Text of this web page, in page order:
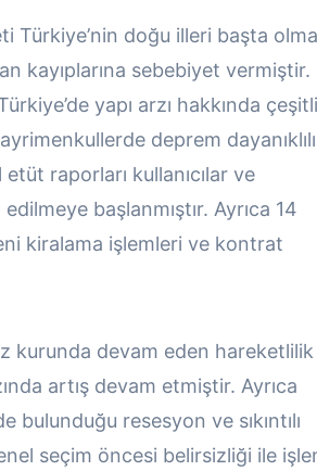
Türkiye’nin doğu illeri başta
kayıplarına sebebiyet vermiştir.
yapı arzı hakkında çeşitli
deprem
raporları kullanıcılar ve
başlanmıştır. Ayrıca 14
kiralama işlemleri ve kontrat
kurunda devam eden hareketlilik
artış devam etmiştir. Ayrıca
resesyon ve sıkıntılı
seçim öncesi belirsizliği ile